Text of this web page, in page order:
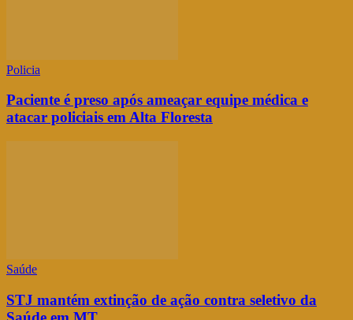
Policia
Paciente é preso após ameaçar equipe médica e
atacar policiais em Alta Floresta
Saúde
STJ mantém extinção de ação contra seletivo da